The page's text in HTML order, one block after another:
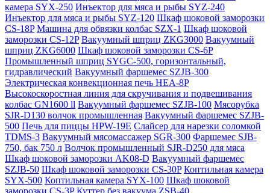
камера SYX-250 Инъектор для мяса и рыбы SYZ-240
Инъектор для мяса и рыбы SYZ-120 Шкаф шоковой заморозки
CS-18P Машина для обвязки колбас SZX-1 Шкаф шоковой
заморозки CS-12P Вакуумный шприц ZKG3000 Вакуумный
шприц ZKG6000 Шкаф шоковой заморозки CS-6P
Промышленный шприц SYGC-500, горизонтальный,
гидравлический Вакуумный фаршемес SZJB-300
Электрическая конвекционная печь HEA-8P
Высокоскоростная линия для скручивания и подвешивания
колбас GN1600 ll Вакуумный фаршемес SZJB-100 Мясорубка
SJR-D130 волчок промышленная Вакуумный фаршемес SZJB-
500 Печь для пиццы HPW-19E Слайсер для нарезки соломкой
TDMS-3 Вакуумный мясомассажер SGR-300 Фаршемес SJB-
750, бак 750 л Волчок промышленный SJR-D250 для мяса
Шкаф шоковой заморозки AK08-D Вакуумный фаршемес
SZJB-50 Шкаф шоковой заморозки CS-30P Коптильная камера
SYX-500 Коптильная камера SYX-100 Шкаф шоковой
заморозки CS-3P Куттер без вакуума ZSB-40